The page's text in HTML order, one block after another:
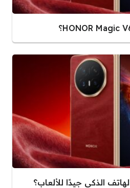
الذكي جيدًا للألعاب؟